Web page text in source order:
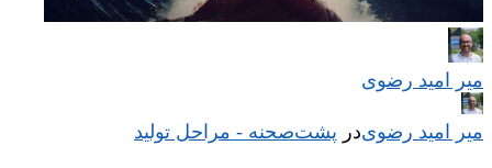
میر امید رضوی
میر امید رضویدر پشت‌صحنه - مراحل تولید